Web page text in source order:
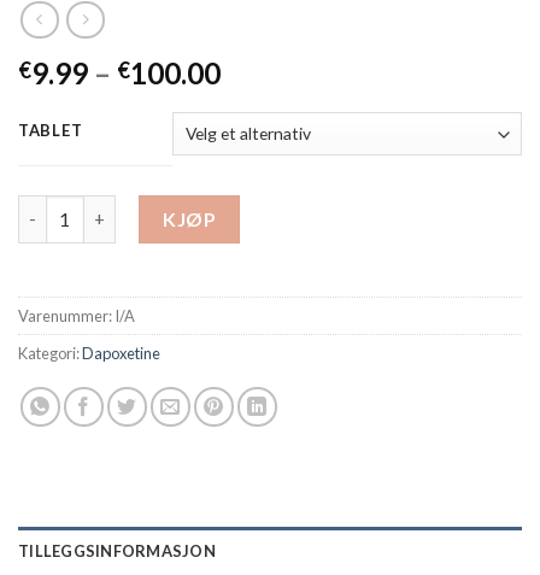
€9.99 – €100.00
TABLET
KJØP
Varenummer:I/A
Kategori:Dapoxetine
TILLEGGSINFORMASJON